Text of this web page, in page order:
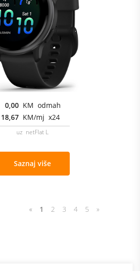
0,00 KM odmah
18,67 KM/mj x24
uz netFlat L
Saznaj više
« 1 2 3 4 5 »